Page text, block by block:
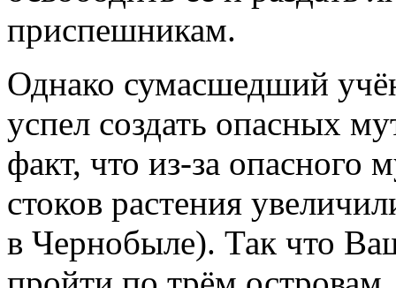
приспешникам.
Однако сумасшедший
успел создать опасных
факт, что из-за опасного
стоков растения
в Чернобыле). Так что